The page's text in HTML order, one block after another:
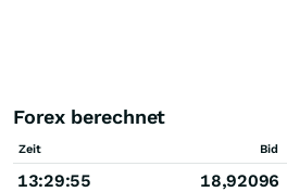
Forex berechnet
Zeit Bid
13:29:55 18,92096